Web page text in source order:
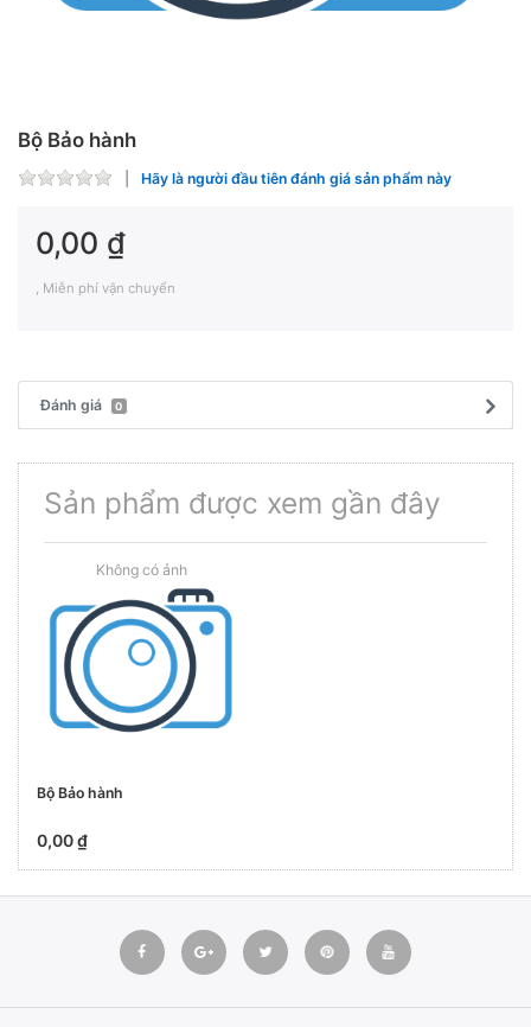
Bộ Bảo hành
Hãy là người đầu tiên đánh giá sản phẩm này
0,00 ₫
, Miễn phí vận chuyển
Đánh giá 0
Sản phẩm được xem gần đây
Bộ Bảo hành
0,00 ₫